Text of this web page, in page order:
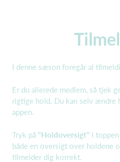
I denne sæson foregår al
Er du allerede medlem, så tjek
rigtige hold. Du kan selv
appen.
Tryk på "Holdoversigt" i
både en oversigt over holdene
tilmelder dig korrekt.